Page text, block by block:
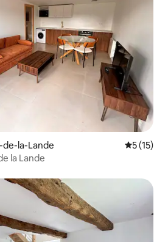
de-la-Lande Prosječna
5 (15)
la Lande
s oznakom „Odabrali gosti”